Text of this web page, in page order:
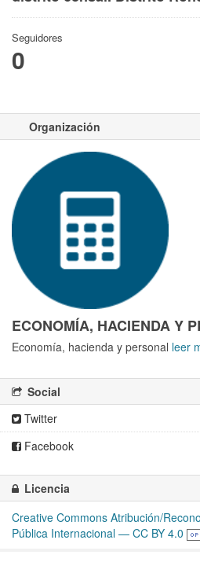
Seguidores
0
Organización
ECONOMÍA, HACIENDA Y
Economía, hacienda y personal leer
Social
Twitter
Facebook
Licencia
Creative Commons Atribución/
Pública Internacional — CC BY 4.0